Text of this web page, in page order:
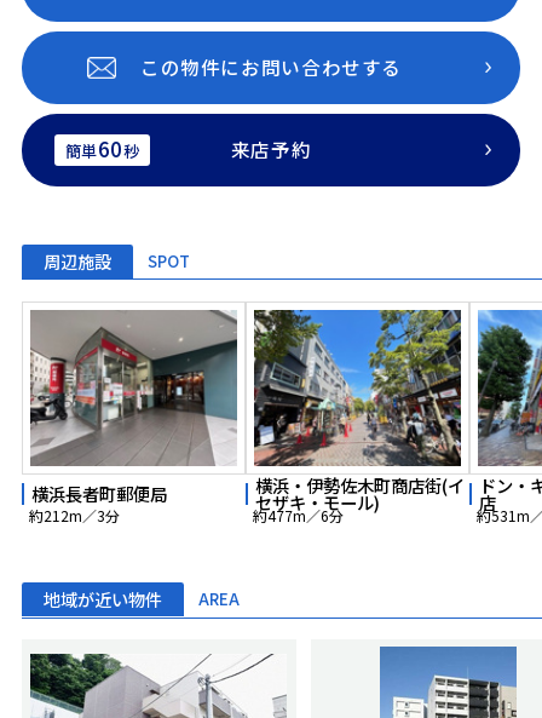
この物件にお問い合わせする
簡単60秒 来店予約
周辺施設 SPOT
横浜長者町郵便局
約212m／3分
横浜・伊勢佐木町商店街(イ
セザキ・モール)
約477m／6分
ドン・
店
約531m
地域が近い物件 AREA